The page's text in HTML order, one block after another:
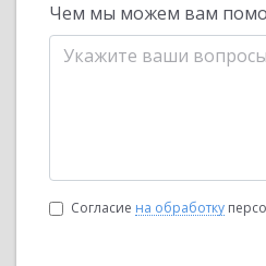
Чем мы можем вам
Согласие на обработку